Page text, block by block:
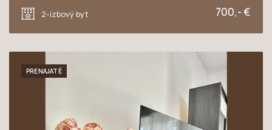
2-izbový byt
700,- €
PRENAJATÉ